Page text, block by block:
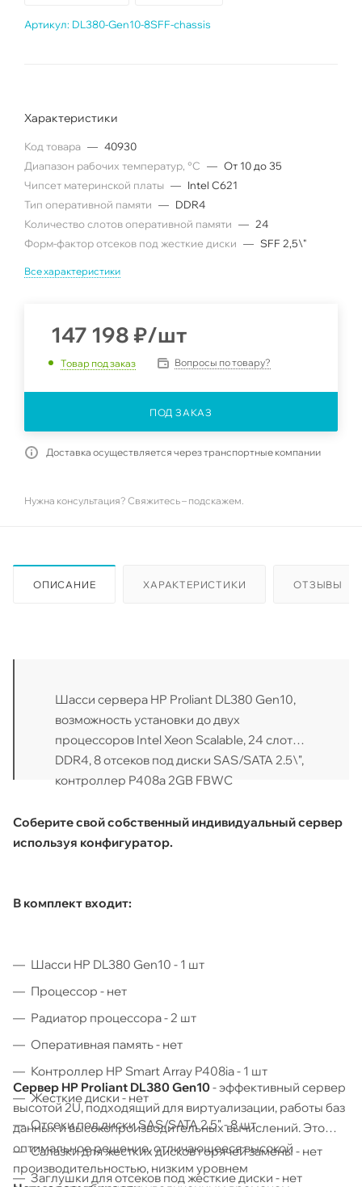
Артикул: DL380-Gen10-8SFF-chassis
Характеристики
Код товара — 40930
Диапазон рабочих температур, °C — От 10 до 35
Чипсет материнской платы — Intel C621
Тип оперативной памяти — DDR4
Количество слотов оперативной памяти — 24
Форм-фактор отсеков под жесткие диски — SFF 2,5\"
Все характеристики
147 198 ₽/шт
Товар под заказ Вопросы по товару?
ПОД ЗАКАЗ
Доставка осуществляется через транспортные компании
Нужна консультация? Свяжитесь – подскажем.
ОПИСАНИЕ ХАРАКТЕРИСТИКИ ОТЗЫВЫ
Шасси сервера HP Proliant DL380 Gen10,
возможность установки до двух
процессоров Intel Xeon Scalable, 24 слота
DDR4, 8 отсеков под диски SAS/SATA 2.5\",
контроллер P408a 2GB FBWC
Соберите свой собственный индивидуальный сервер
используя конфигуратор.
В комплект входит:
Шасси HP DL380 Gen10 - 1 шт
Процессор - нет
Радиатор процессора - 2 шт
Оперативная память - нет
Контроллер HP Smart Array P408ia - 1 шт
Жесткие диски - нет
Отсеки под диски SAS/SATA 2.5" - 8 шт
Салазки для жестких дисков горячей замены - нет
Заглушки для отсеков под жесткие диски - нет
Сервер HP Proliant DL380 Gen10- эффективный сервер
высотой 2U, подходящий для виртуализации, работы баз
данных и высокопроизводительных вычислений. Это
оптимальное решение, отличающееся высокой
производительностью, низким уровнем